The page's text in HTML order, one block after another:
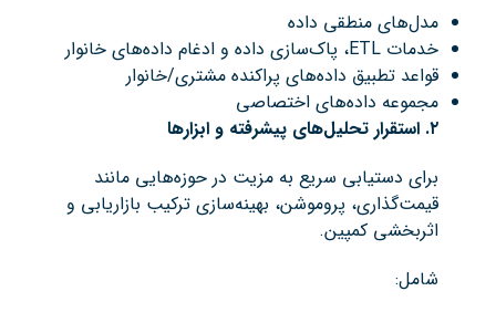
مدل‌های منطقی داده
خدمات ETL، پاک‌سازی داده و ادغام داده‌های خانوار
قواعد تطبیق داده‌های پراکنده مشتری/خانوار
مجموعه داده‌های اختصاصی
۲.استقرار تحلیل‌های پیشرفته و ابزارها
برای دستیابی سریع به مزیت در حوزه‌هایی مانند
قیمت‌گذاری، پروموشن، بهینه‌سازی ترکیب بازاریابی و
اثربخشی کمپین.
شامل: